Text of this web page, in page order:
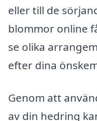
eller till de
blommor online
se olika
efter dina
Genom att
av din hedring